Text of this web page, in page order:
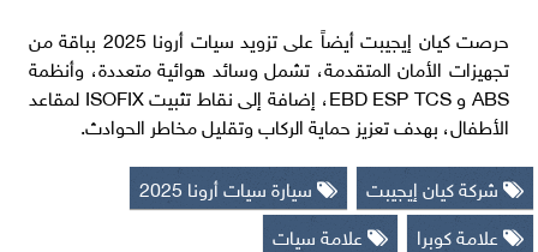
حرصت كيان إيجيبت أيضاً على تزويد سيات أرونا 2025 بباقة من
تجهيزات الأمان المتقدمة، تشمل وسائد هوائية متعددة، وأنظمة
ABS و EBD ESP TCS، إضافة إلى نقاط تثبيت ISOFIX لمقاعد
الأطفال، بهدف تعزيز حماية الركاب وتقليل مخاطر الحوادث.
شركة كيان إيجيبت
سيارة سيات أرونا 2025
علامة كوبرا
علامة سيات